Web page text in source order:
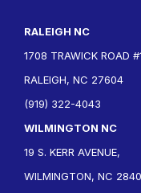
RALEIGH NC
1708 TRAWICK ROAD
RALEIGH, NC 27604
(919) 322-4043
WILMINGTON NC
19 S. KERR AVENUE,
WILMINGTON, NC